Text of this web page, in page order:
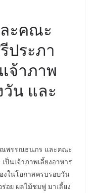
ะคณะ
ประภา
จ้าภาพ
วัน และ
พรรณธนภร และคณะ
นเจ้าภาพเลี้ยงอาหาร
งในโอกาสครบรอบวัน
อย ผลไม้ชมพู่ มาเลี้ยง